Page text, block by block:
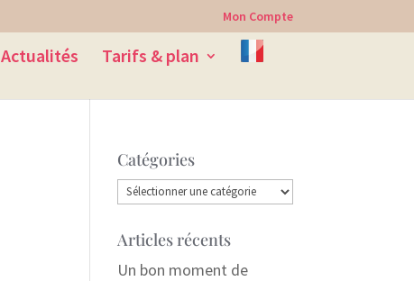
Mon Compte
Actualités Tarifs & plan
Catégories
Catégories
Articles récents
Un bon moment de